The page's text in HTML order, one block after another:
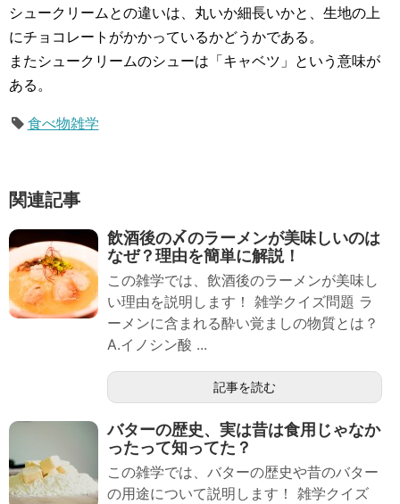
シュークリームとの違いは、丸いか細長いかと、生地の上
にチョコレートがかかっているかどうかである。
またシュークリームのシューは「キャベツ」という意味が
ある。
食べ物雑学
関連記事
飲酒後の〆のラーメンが美味しいのは
なぜ？理由を簡単に解説！
この雑学では、飲酒後のラーメンが美味し
い理由を説明します！ 雑学クイズ問題 ラ
ーメンに含まれる酔い覚ましの物質とは？
A.イノシン酸 ...
記事を読む
バターの歴史、実は昔は食用じゃなか
ったって知ってた？
この雑学では、バターの歴史や昔のバター
の用途について説明します！ 雑学クイズ